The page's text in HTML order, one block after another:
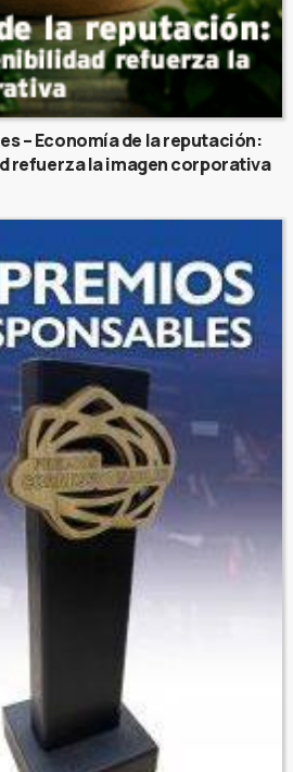
– Economía de la reputación:
refuerza la imagen corporativa